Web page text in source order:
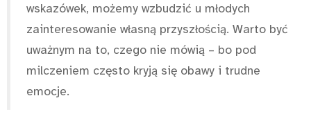
wskazówek, możemy wzbudzić u młodych
zainteresowanie własną przyszłością. Warto być
uważnym na to, czego nie mówią – bo pod
milczeniem często kryją się obawy i trudne
emocje.